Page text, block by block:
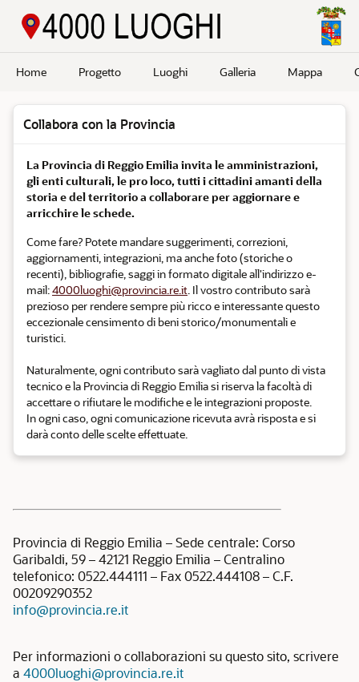
Home Progetto Luoghi Galleria Mappa
Collabora con la Provincia
La Provincia di Reggio Emilia invita le amministrazioni,
gli enti culturali, le pro loco, tutti i cittadini amanti della
storia e del territorio a collaborare per aggiornare e
arricchire le schede.
Come fare? Potete mandare suggerimenti, correzioni,
aggiornamenti, integrazioni, ma anche foto (storiche o
recenti), bibliografie, saggi in formato digitale all'indirizzo e-
mail:4000luoghi@provincia.re.it. Il vostro contributo sarà
prezioso per rendere sempre più ricco e interessante questo
eccezionale censimento di beni storico/monumentali e
turistici.
Naturalmente, ogni contributo sarà vagliato dal punto di vista
tecnico e la Provincia di Reggio Emilia si riserva la facoltà di
accettare o rifiutare le modifiche e le integrazioni proposte.
In ogni caso, ogni comunicazione ricevuta avrà risposta e si
darà conto delle scelte effettuate.
Provincia di Reggio Emilia – Sede centrale: Corso
Garibaldi, 59 – 42121 Reggio Emilia – Centralino
telefonico: 0522.444111 – Fax 0522.444108 – C.F.
00209290352
info@provincia.re.it
Per informazioni o collaborazioni su questo sito, scrivere
a 4000luoghi@provincia.re.it